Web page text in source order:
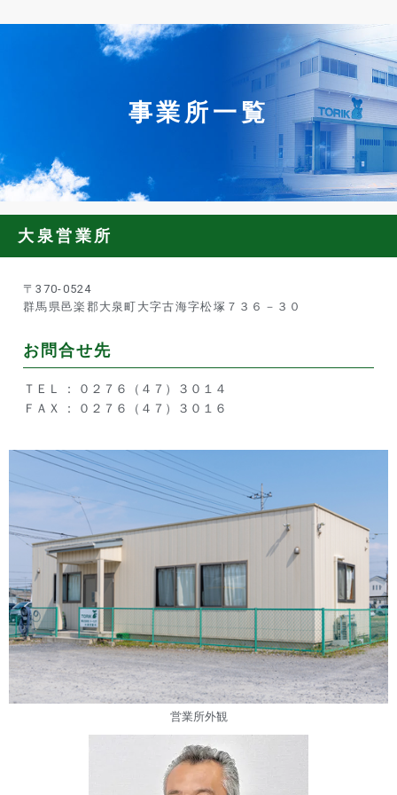
事業所一覧
大泉営業所
〒370-0524
群馬県邑楽郡大泉町大字古海字松塚７３６－３０
お問合せ先
ＴＥＬ ： ０２７６（４７）３０１４
ＦＡＸ ： ０２７６（４７）３０１６
営業所外観